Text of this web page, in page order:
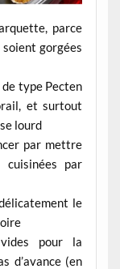
parce
soient gorgées
type Pecten
et surtout
lourd
par mettre
par
le
pour la
d’avance (en